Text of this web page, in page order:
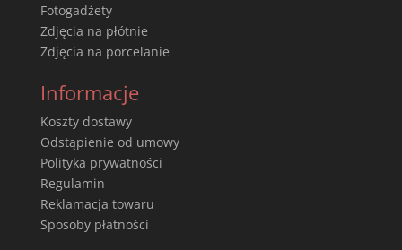
Fotogadżety
Zdjęcia na płótnie
Zdjęcia na porcelanie
Informacje
Koszty dostawy
Odstąpienie od umowy
Polityka prywatności
Regulamin
Reklamacja towaru
Sposoby płatności